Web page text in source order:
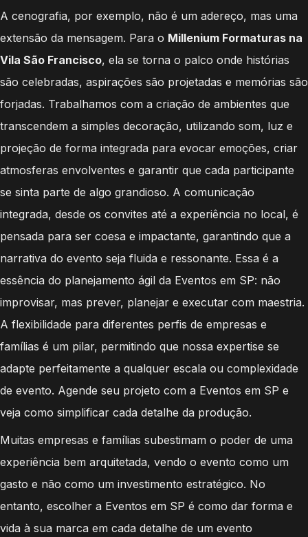
A cenografia, por exemplo, não é um adereço, mas uma
extensão da mensagem. Para o Millenium Formaturas na
Vila São Francisco, ela se torna o palco onde histórias
são celebradas, aspirações são projetadas e memórias são
forjadas. Trabalhamos com a criação de ambientes que
transcendem a simples decoração, utilizando som, luz e
projeção de forma integrada para evocar emoções, criar
atmosferas envolventes e garantir que cada participante
se sinta parte de algo grandioso. A comunicação
integrada, desde os convites até a experiência no local, é
pensada para ser coesa e impactante, garantindo que a
narrativa do evento seja fluida e ressonante. Essa é a
essência do planejamento ágil da Eventos em SP: não
improvisar, mas prever, planejar e executar com maestria.
A flexibilidade para diferentes perfis de empresas e
famílias é um pilar, permitindo que nossa expertise se
adapte perfeitamente a qualquer escala ou complexidade
de evento. Agende seu projeto com a Eventos em SP e
veja como simplificar cada detalhe da produção.
Muitas empresas e famílias subestimam o poder de uma
experiência bem arquitetada, vendo o evento como um
gasto e não como um investimento estratégico. No
entanto, escolher a Eventos em SP é como dar forma e
vida à sua marca em cada detalhe de um evento